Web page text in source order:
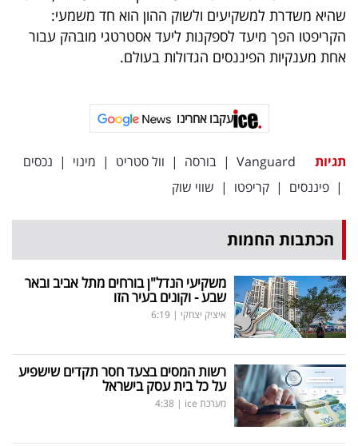
פרסמו
באייס
שהיא משדרת למשקיעים ולשוק ההון הוא חד משמעי:
הקריפטו הפך מיעד לספקנות ליעד אסטרטגי מובהק עבור
אחת מענקיות הפיננסים הגדולות בעולם.
עקבו אחרינו
תגיות Vanguard
| בורסה | וול סטריט | מינוי | נכסים
| פיננסים | קריפטו | שווי שוק
הכתבות החמות
משקיעי הנדל"ן בורחים מתל אביב ובאר
שבע - וקונים בעיר הזו
איציק יצחקי |
6:19
רשות המסים בצעד חסר תקדים שישפיע
על כל בית עסק בישראל
מערכת ice |
4:38